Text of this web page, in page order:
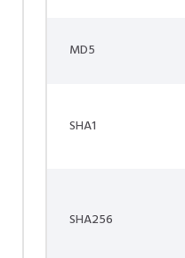
MD5
SHA1
SHA256